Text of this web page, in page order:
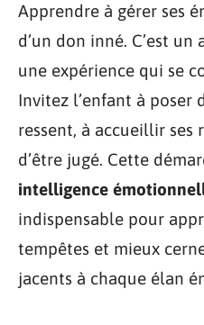
Apprendre à gérer ses
d’un don inné. C’est
une expérience qui se
Invitez l’enfant à poser
ressent, à accueillir ses
d’être jugé. Cette
intelligence
indispensable pour
tempêtes et mieux
jacents à chaque élan